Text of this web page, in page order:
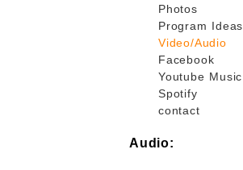
Photos
Program Ideas
Video/Audio
Facebook
Youtube Music
Spotify
contact
Audio: